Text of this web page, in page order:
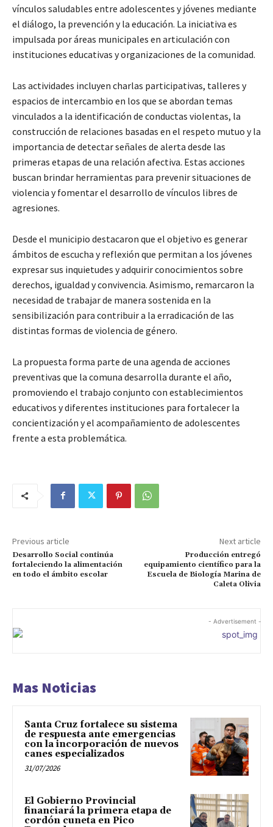
vínculos saludables entre adolescentes y jóvenes mediante
el diálogo, la prevención y la educación. La iniciativa es
impulsada por áreas municipales en articulación con
instituciones educativas y organizaciones de la comunidad.
Las actividades incluyen charlas participativas, talleres y
espacios de intercambio en los que se abordan temas
vinculados a la identificación de conductas violentas, la
construcción de relaciones basadas en el respeto mutuo y la
importancia de detectar señales de alerta desde las
primeras etapas de una relación afectiva. Estas acciones
buscan brindar herramientas para prevenir situaciones de
violencia y fomentar el desarrollo de vínculos libres de
agresiones.
Desde el municipio destacaron que el objetivo es generar
ámbitos de escucha y reflexión que permitan a los jóvenes
expresar sus inquietudes y adquirir conocimientos sobre
derechos, igualdad y convivencia. Asimismo, remarcaron la
necesidad de trabajar de manera sostenida en la
sensibilización para contribuir a la erradicación de las
distintas formas de violencia de género.
La propuesta forma parte de una agenda de acciones
preventivas que la comuna desarrolla durante el año,
promoviendo el trabajo conjunto con establecimientos
educativos y diferentes instituciones para fortalecer la
concientización y el acompañamiento de adolescentes
frente a esta problemática.
Previous article
Desarrollo Social continúa
fortaleciendo la alimentación
en todo el ámbito escolar
Next article
Producción entregó
equipamiento científico para la
Escuela de Biología Marina de
Caleta Olivia
- Advertisement -
Mas Noticias
Santa Cruz fortalece su sistema
de respuesta ante emergencias
con la incorporación de nuevos
canes especializados
31/07/2026
El Gobierno Provincial
financiará la primera etapa de
cordón cuneta en Pico